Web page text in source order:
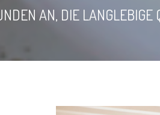
AN, DIE LANGLEBIGE